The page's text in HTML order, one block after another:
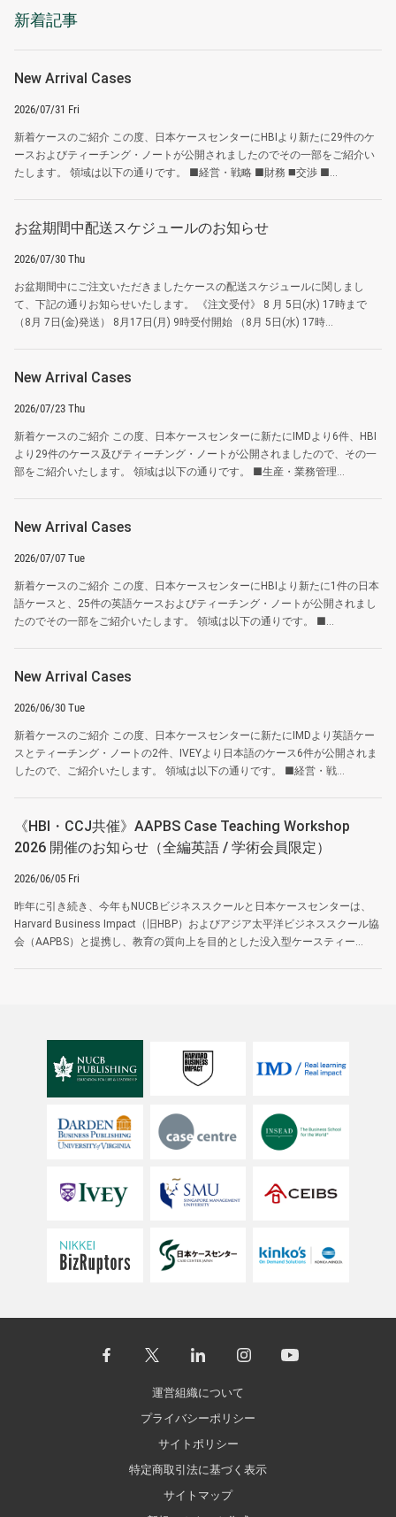
新着記事
New Arrival Cases
2026/07/31 Fri
新着ケースのご紹介 この度、日本ケースセンターにHBIより新たに29件のケ
ースおよびティーチング・ノートが公開されましたのでその一部をご紹介い
たします。 領域は以下の通りです。 ■経営・戦略 ■財務 ◼️交渉 ■...
お盆期間中配送スケジュールのお知らせ
2026/07/30 Thu
お盆期間中にご注文いただきましたケースの配送スケジュールに関しまし
て、下記の通りお知らせいたします。 《注文受付》 8 月 5日(水) 17時まで
（8月 7日(金)発送） 8月17日(月) 9時受付開始 （8月 5日(水) 17時...
New Arrival Cases
2026/07/23 Thu
新着ケースのご紹介 この度、日本ケースセンターに新たにIMDより6件、HBI
より29件のケース及びティーチング・ノートが公開されましたので、その一
部をご紹介いたします。 領域は以下の通りです。 ■生産・業務管理...
New Arrival Cases
2026/07/07 Tue
新着ケースのご紹介 この度、日本ケースセンターにHBIより新たに1件の日本
語ケースと、25件の英語ケースおよびティーチング・ノートが公開されまし
たのでその一部をご紹介いたします。 領域は以下の通りです。 ■...
New Arrival Cases
2026/06/30 Tue
新着ケースのご紹介 この度、日本ケースセンターに新たにIMDより英語ケー
スとティーチング・ノートの2件、IVEYより日本語のケース6件が公開されま
したので、ご紹介いたします。 領域は以下の通りです。 ■経営・戦...
《HBI・CCJ共催》AAPBS Case Teaching Workshop
2026 開催のお知らせ（全編英語 / 学術会員限定）
2026/06/05 Fri
昨年に引き続き、今年もNUCBビジネススクールと日本ケースセンターは、
Harvard Business Impact（旧HBP）およびアジア太平洋ビジネススクール協
会（AAPBS）と提携し、教育の質向上を目的とした没入型ケースティー...
運営組織について
プライバシーポリシー
サイトポリシー
特定商取引法に基づく表示
サイトマップ